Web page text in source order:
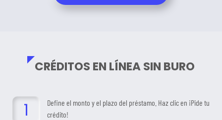
CRÉDITOS EN LÍNEA SIN BURO
Define el monto y el plazo del préstamo. Haz clic en ¡Pide tu
crédito!